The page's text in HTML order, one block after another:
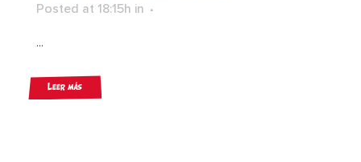
Posted at 18:15h in
...
Leer más